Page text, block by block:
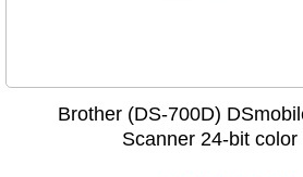
Brother (DS-700D)
Scanner 24-bit color